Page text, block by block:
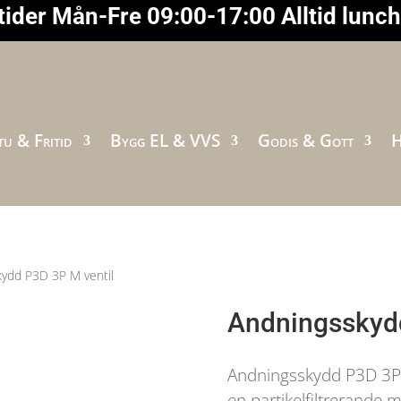
Mån-Fre 09:00-17:00 Alltid
& Fritid Bygg EL & VVS Godis & Gott
P3D 3P M ventil
Andningsskydd P3D